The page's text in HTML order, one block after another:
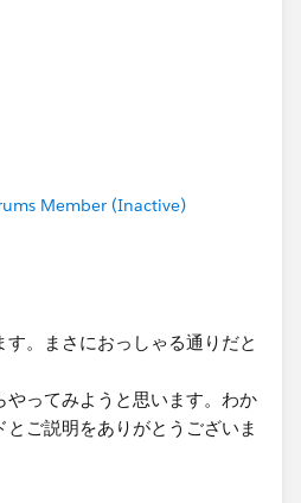
2023/2/13としたかったので
と思います。
ましたが、もし、他に方法があ
幸いです。
Member (Inactive)
。まさにおっしゃる通りだと
やってみようと思います。わか
とご説明をありがとうございま